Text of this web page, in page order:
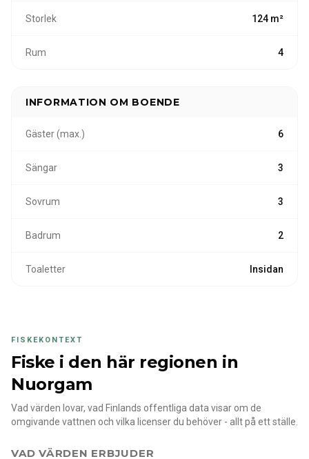
Storlek 124 m²
Rum 4
INFORMATION OM BOENDE
Gäster (max.) 6
Sängar 3
Sovrum 3
Badrum 2
Toaletter Insidan
FISKEKONTEXT
Fiske i den här regionen in
Nuorgam
Vad värden lovar, vad Finlands offentliga data visar om de
omgivande vattnen och vilka licenser du behöver - allt på ett ställe.
VAD VÄRDEN ERBJUDER